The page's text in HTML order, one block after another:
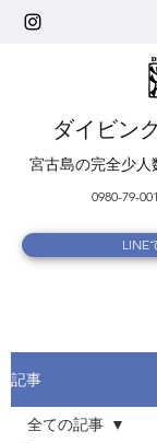
ダイビン
宮古島の完全少
0980-79-
LINE
記事
全ての記事